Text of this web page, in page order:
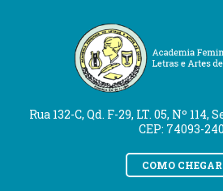
Rua 132-C, Qd. F-29, LT. 05, Nº 114,
CEP: 74093-240
COMO CHEGAR